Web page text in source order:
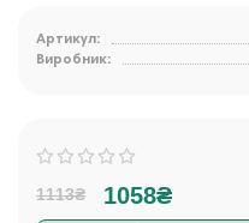
Артикул:
Виробник:
1113₴ 1058₴